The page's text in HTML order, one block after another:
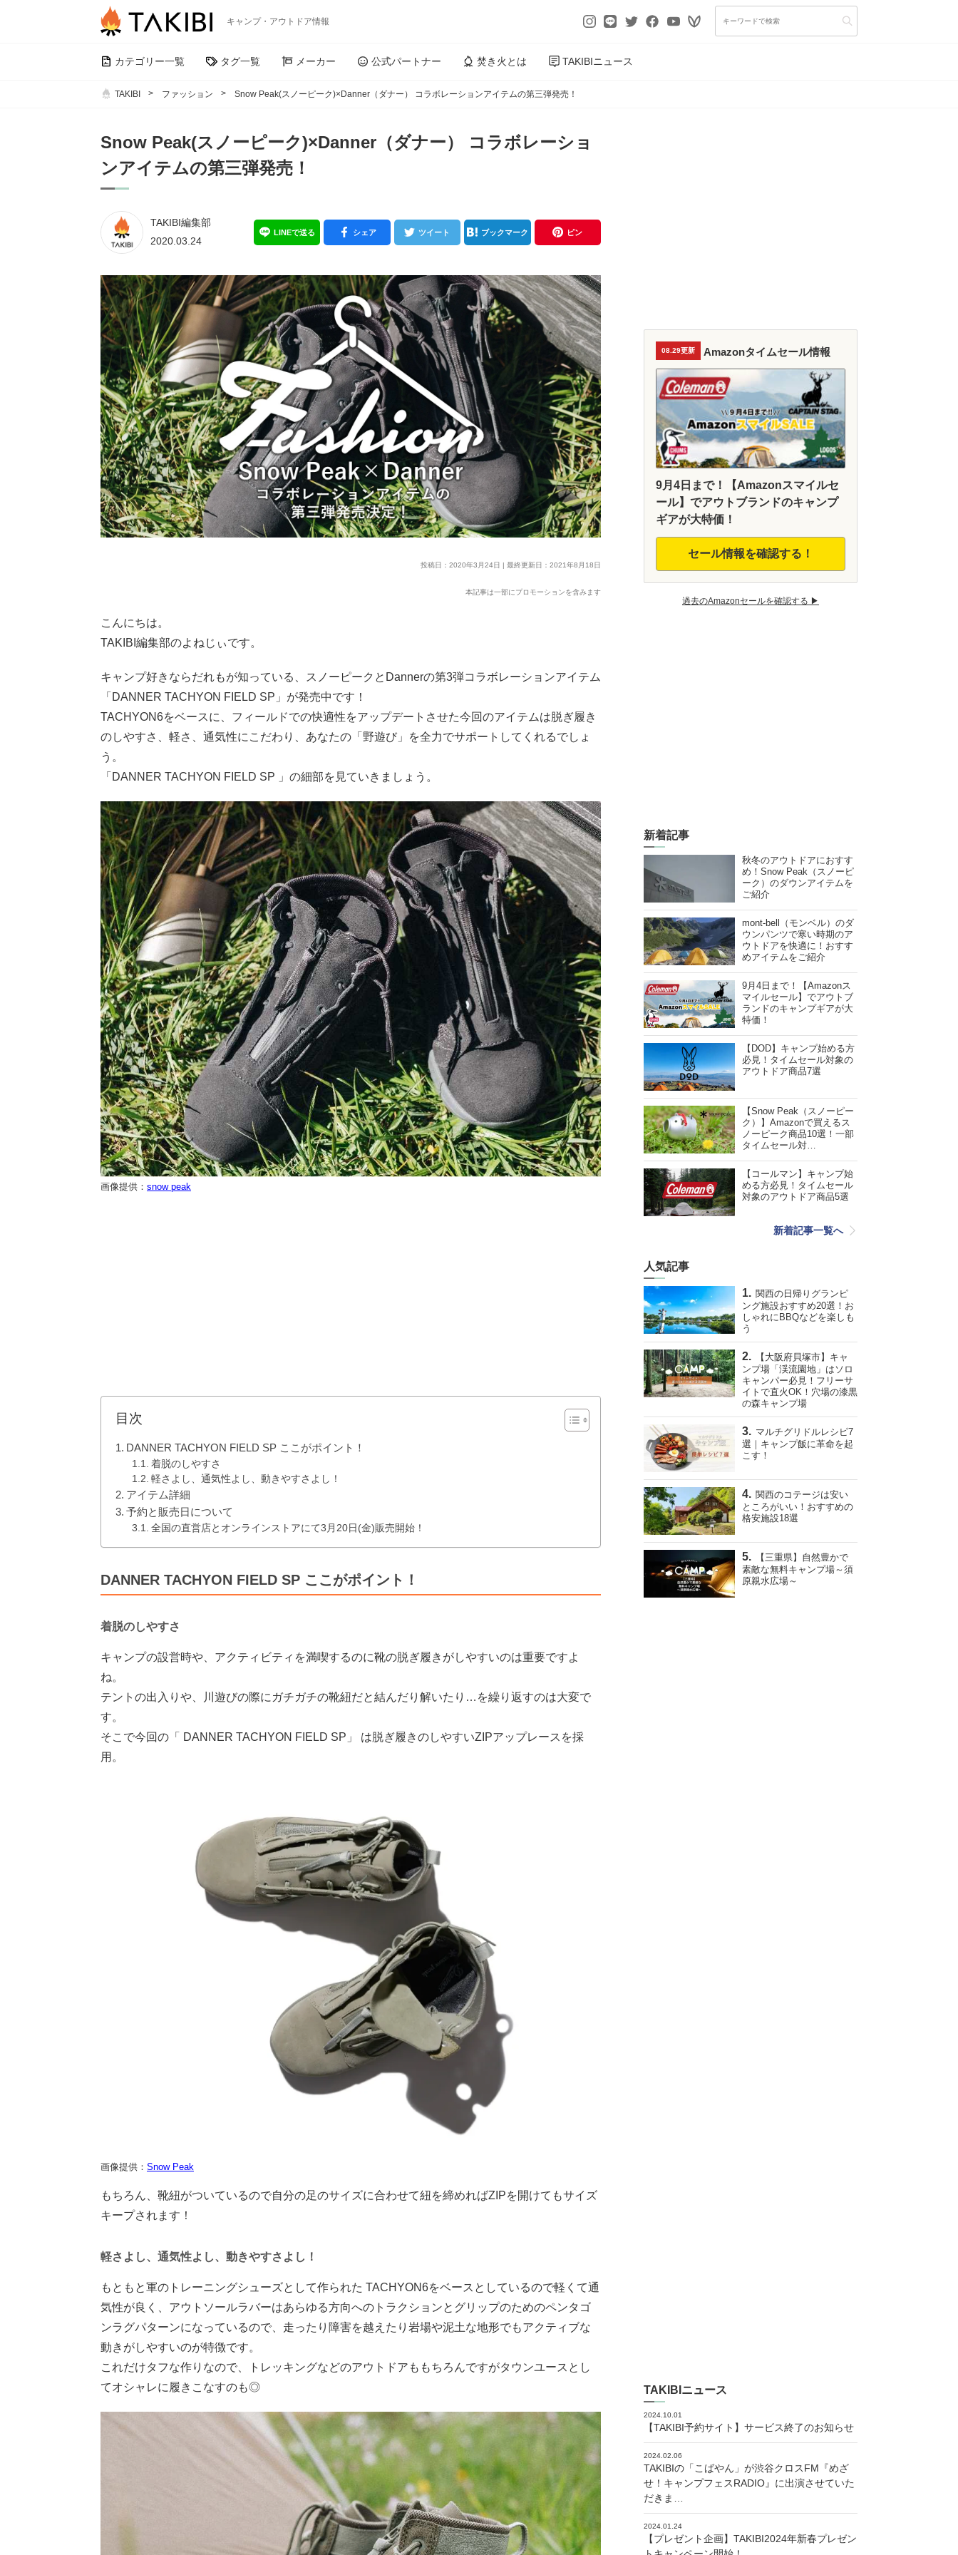
キャンプ・アウトドア情報
カテゴリー一覧 タグ一覧 メーカー 公式パートナー 焚き火とは TAKIBIニュース
TAKIBI ファッション Snow Peak(スノーピーク)×Danner（ダナー） コラボレーションアイテムの第三弾発売！
Snow Peak(スノーピーク)×Danner（ダナー） コラボレーショ
ンアイテムの第三弾発売！
TAKIBI編集部
2020.03.24
LINEで送る シェア ツイート ブックマーク ピン
投稿日：2020年3月24日 | 最終更新日：2021年8月18日
本記事は一部にプロモーションを含みます
こんにちは。
TAKIBI編集部のよねじぃです。
キャンプ好きならだれもが知っている、スノーピークとDannerの第3弾コラボレーションアイテム
「DANNER TACHYON FIELD SP」が発売中です！
TACHYON6をベースに、フィールドでの快適性をアップデートさせた今回のアイテムは脱ぎ履き
のしやすさ、軽さ、通気性にこだわり、あなたの「野遊び」を全力でサポートしてくれるでしょ
う。
「DANNER TACHYON FIELD SP 」の細部を見ていきましょう。
画像提供： snow peak
目次
DANNER TACHYON FIELD SP ここがポイント！
着脱のしやすさ
軽さよし、通気性よし、動きやすさよし！
アイテム詳細
予約と販売日について
全国の直営店とオンラインストアにて3月20日(金)販売開始！
DANNER TACHYON FIELD SP ここがポイント！
着脱のしやすさ
キャンプの設営時や、アクティビティを満喫するのに靴の脱ぎ履きがしやすいのは重要ですよ
ね。
テントの出入りや、川遊びの際にガチガチの靴紐だと結んだり解いたり…を繰り返すのは大変で
す。
そこで今回の「 DANNER TACHYON FIELD SP」 は脱ぎ履きのしやすいZIPアップレースを採
用。
画像提供： Snow Peak
もちろん、靴紐がついているので自分の足のサイズに合わせて紐を締めればZIPを開けてもサイズ
キープされます！
軽さよし、通気性よし、動きやすさよし！
もともと軍のトレーニングシューズとして作られた TACHYON6をベースとしているので軽くて通
気性が良く、アウトソールラバーはあらゆる方向へのトラクションとグリップのためのペンタゴ
ンラグパターンになっているので、走ったり障害を越えたり岩場や泥土な地形でもアクティブな
動きがしやすいのが特徴です。
これだけタフな作りなので、トレッキングなどのアウトドアももちろんですがタウンユースとし
てオシャレに履きこなすのも◎
08.29更新 Amazonタイムセール情報
9月4日まで！【Amazonスマイルセ
ール】でアウトブランドのキャンプ
ギアが大特価！
セール情報を確認する！
過去のAmazonセールを確認する ▶︎
新着記事
秋冬のアウトドアにおすす
め！Snow Peak（スノーピ
ーク）のダウンアイテムを
ご紹介
mont-bell（モンベル）のダ
ウンパンツで寒い時期のア
ウトドアを快適に！おすす
めアイテムをご紹介
9月4日まで！【Amazonス
マイルセール】でアウトブ
ランドのキャンプギアが大
特価！
【DOD】キャンプ始める方
必見！タイムセール対象の
アウトドア商品7選
【Snow Peak（スノーピー
ク）】Amazonで買えるス
ノーピーク商品10選！一部
タイムセール対…
【コールマン】キャンプ始
める方必見！タイムセール
対象のアウトドア商品5選
新着記事一覧へ
人気記事
関西の日帰りグランピ
ング施設おすすめ20選！お
しゃれにBBQなどを楽しも
う
【大阪府貝塚市】キャ
ンプ場「渓流園地」はソロ
キャンパー必見！フリーサ
イトで直火OK！穴場の漆黒
の森キャンプ場
マルチグリドルレシピ7
選｜キャンプ飯に革命を起
こす！
関西のコテージは安い
ところがいい！おすすめの
格安施設18選
【三重県】自然豊かで
素敵な無料キャンプ場～須
原親水広場～
TAKIBIニュース
2024.10.01
【TAKIBI予約サイト】サービス終了のお知らせ
2024.02.06
TAKIBIの「こばやん」が渋谷クロスFM『めざ
せ！キャンプフェスRADIO』に出演させていた
だきま…
2024.01.24
【プレゼント企画】TAKIBI2024年新春プレゼン